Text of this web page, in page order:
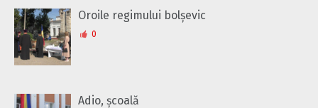
Oroile regimului bolșevic
0
Adio, școală